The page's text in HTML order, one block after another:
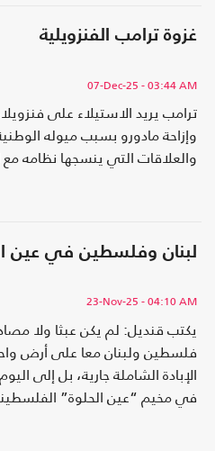
غزوة ترامب الفنزويلية
07-Dec-25 - 03:44 AM
ترامب يريد الاستيلاء على
وإزاحة مادورو بسبب ميوله
والعلاقات التي ينسجها نظامه
لبنان وفلسطين في عين
23-Nov-25 - 04:10 AM
يكتب قنديل: لم يكن عبثا ولا
فلسطين ولبنان معا على أرض
الإبادة الشاملة جارية، بل إلى
في مخيم “عين الحلوة”